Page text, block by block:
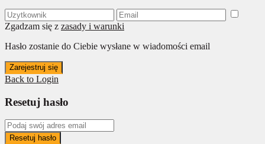
Zgadzam się z zasady i warunki
Hasło zostanie do Ciebie wysłane w wiadomości email
Zarejestruj się
Back to Login
Resetuj hasło
Resetuj hasło